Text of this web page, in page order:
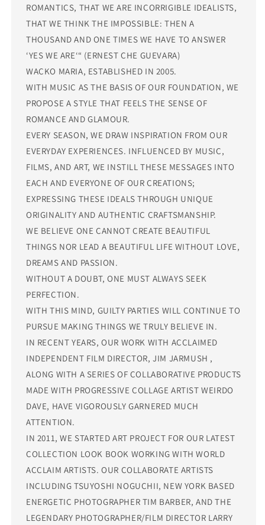
ROMANTICS, THAT WE ARE INCORRIGIBLE IDEALISTS,
THAT WE THINK THE IMPOSSIBLE: THEN A
THOUSAND AND ONE TIMES WE HAVE TO ANSWER
‘YES WE ARE‘“ (ERNEST CHE GUEVARA)
WACKO MARIA, ESTABLISHED IN 2005.
WITH MUSIC AS THE BASIS OF OUR FOUNDATION, WE
PROPOSE A STYLE THAT FEELS THE SENSE OF
ROMANCE AND GLAMOUR.
EVERY SEASON, WE DRAW INSPIRATION FROM OUR
EVERYDAY EXPERIENCES. INFLUENCED BY MUSIC,
FILMS, AND ART, WE INSTILL THESE MESSAGES INTO
EACH AND EVERYONE OF OUR CREATIONS;
EXPRESSING THESE IDEALS THROUGH UNIQUE
ORIGINALITY AND AUTHENTIC CRAFTSMANSHIP.
WE BELIEVE ONE CANNOT CREATE BEAUTIFUL
THINGS NOR LEAD A BEAUTIFUL LIFE WITHOUT LOVE,
DREAMS AND PASSION.
WITHOUT A DOUBT, ONE MUST ALWAYS SEEK
PERFECTION.
WITH THIS MIND, GUILTY PARTIES WILL CONTINUE TO
PURSUE MAKING THINGS WE TRULY BELIEVE IN.
IN RECENT YEARS, OUR WORK WITH ACCLAIMED
INDEPENDENT FILM DIRECTOR, JIM JARMUSH ,
ALONG WITH A SERIES OF COLLABORATIVE PRODUCTS
MADE WITH PROGRESSIVE COLLAGE ARTIST WEIRDO
DAVE, HAVE VIGOROUSLY GARNERED MUCH
ATTENTION.
IN 2011, WE STARTED ART PROJECT FOR OUR LATEST
COLLECTION LOOK BOOK WORKING WITH WORLD
ACCLAIM ARTISTS. OUR COLLABORATE ARTISTS
INCLUDING TSUYOSHI NOGUCHII, NEW YORK BASED
ENERGETIC PHOTOGRAPHER TIM BARBER, AND THE
LEGENDARY PHOTOGRAPHER/FILM DIRECTOR LARRY